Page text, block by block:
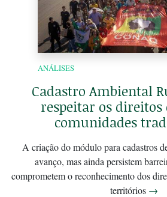
ANÁLISES
Cadastro Ambiental
respeitar os direitos
comunidades
A criação do módulo para cadastros
avanço, mas ainda persistem
comprometem o reconhecimento dos
territórios →